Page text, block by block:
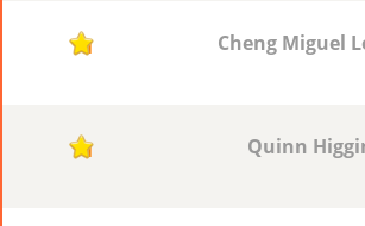
Cheng Miguel
1
Quinn
1